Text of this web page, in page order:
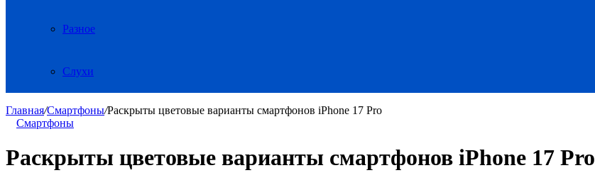
Разное
Слухи
Главная/Смартфоны/Раскрыты цветовые варианты смартфонов iPhone 17 Pro
Смартфоны
Раскрыты цветовые варианты смартфонов iPhone 17 Pro